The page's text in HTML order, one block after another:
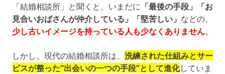
「結婚相談所」と聞くと、いまだに 「最後の手段」「お
見合いおばさんが仲介している」「堅苦しい」 などの、
少し古いイメージを持っている人も少なくありません
しかし、現代の結婚相談所は、 洗練された仕組みとサー
ビスが整った“出会いの一つの手段”として進化していま